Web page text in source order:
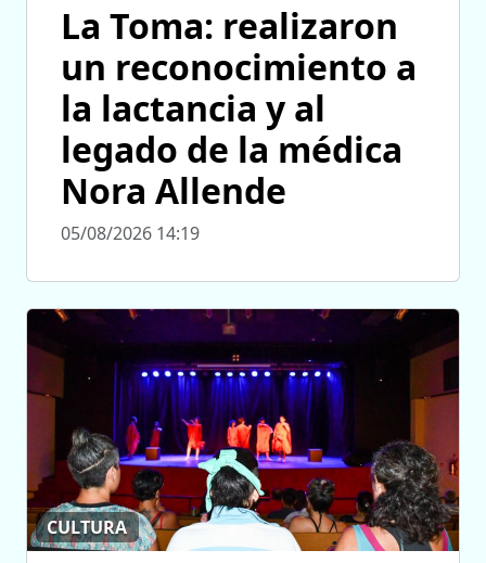
La Toma: realizaron
un reconocimiento a
la lactancia y al
legado de la médica
Nora Allende
05/08/2026 14:19
CULTURA